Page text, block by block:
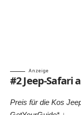
Anzeige
#2 Jeep-Safari
Preis für die Kos